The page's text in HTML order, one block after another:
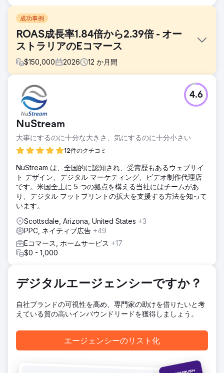
成功事例
ROAS成長率1.84倍から2.39倍 - オー
ストラリアのEコマース
$150,000 2026 12 か月間
課題
オーストラリアのあるeコマース小売業者は、Google広告と
Bing広告に継続的に広告費を投じていたにもかかわらず、目
標とするROAS（広告費用対効果）5倍の達成に苦戦していま
した。このアカウントはパフォーマンスマックスキャンペー
ンに大きく依存していたため、可視性とコントロールが制限
されていました。CPA（顧客獲得単価）は比較的高く、予算
配分もパフォーマンスの高い商品カテゴリーと整合していな
かったため、非効率的な支出と最適とは言えない収益成長に
つながっていました。
ソリューション
詳細な業績分析を実施した結果、ショッピングキャンペーン
が主要な収益源であることが判明しました。そこで、戦略を
ショッピング優先型に変更しました。キャンペーンは、より
効果的な管理のために、カテゴリー別（単3/単4電池、ボタ
ン電池、コイン電池、充電式電池）に再編成しました。予算
は業績に基づいて動的に配分され、業績上位カテゴリーへの
投資を増やし、効率性を向上させました。
コンバージョン数は1,593件から1,632件に増加し、CPAは
19.77豪ドルから16.01豪ドルに減少しました。収益は57,898
豪ドルから62,409豪ドルに増加し、ROASは1.84倍から2.39
倍へと大幅に向上しました。最適化されたキャンペーン構造
により、効率性が向上し、投資対効果も高まり、事業成長目
テムが実現しました。
NuStream
大事にするのに十分な大きさ、気にするのに十分小さい
12件のクチコミ
4.6
NuStream は、全国的に認知され、受賞歴もあるウェブサイ
ト デザイン、デジタル マーケティング、ビデオ制作代理店
です。米国全土に 5 つの拠点を構える当社にはチームがあ
り、デジタル フットプリントの拡大を支援する方法を知って
います。
Scottsdale, Arizona, United States +3
PPC, ネイティブ広告 +49
Eコマース, ホームサービス +17
$0 - 1,000
デジタルエージェンシーですか？
自社ブランドの可視性を高め、専門家の助けを借りたいと考
えている質の高いインバウンドリードを獲得しましょう。
エージェンシーのリスト化